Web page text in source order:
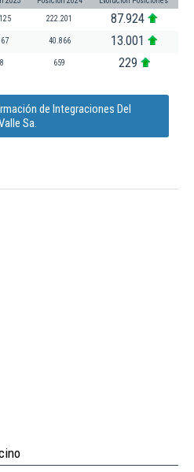
222.201 87.924
40.866 13.001
659 229
de Integraciones Del
Sa.